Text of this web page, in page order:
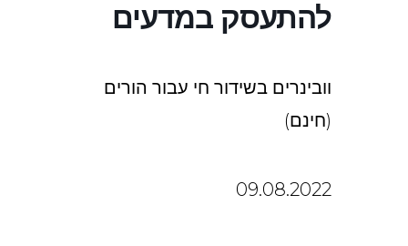
להתעסק במדעים
וובינרים בשידור חי עבור הורים
(חינם)
09.08.2022